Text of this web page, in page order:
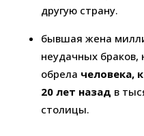
другую страну.
бывшая жена
неудачных браков,
обрела человека,
20 лет назад в
столицы.